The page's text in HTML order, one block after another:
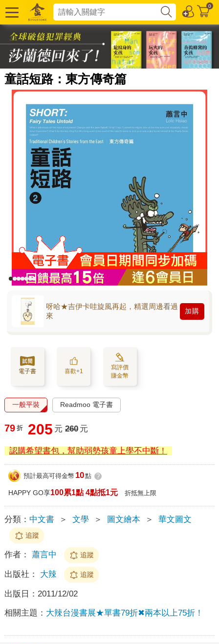
0
童話短路：東方傳奇篇
呀哈★吉伊卡哇旋風再起，精選周邊看過
來
加購
電子書 喜歡+1
寫評價
賺金幣
一般平裝 Readmoo 電子書
79 折 205 元 260 元
認購希望書包，幫助弱勢孩童上學不中斷！
預計最高可得金幣 10點 ?
HAPPY GO享100累1點 4點抵1元 折抵無上限
分類： 中文書 ＞ 文學 ＞ 圖文繪本 ＞ 華文圖文
追蹤
作者： 蕭言中 追蹤
出版社： 大辣 追蹤
出版日： 2011/12/02
相關主題： 大辣台漫書展★單書79折✖兩本以上75折！